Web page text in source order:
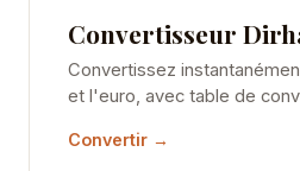
Convertisseur
Convertissez
et l'euro, avec table de
Convertir →